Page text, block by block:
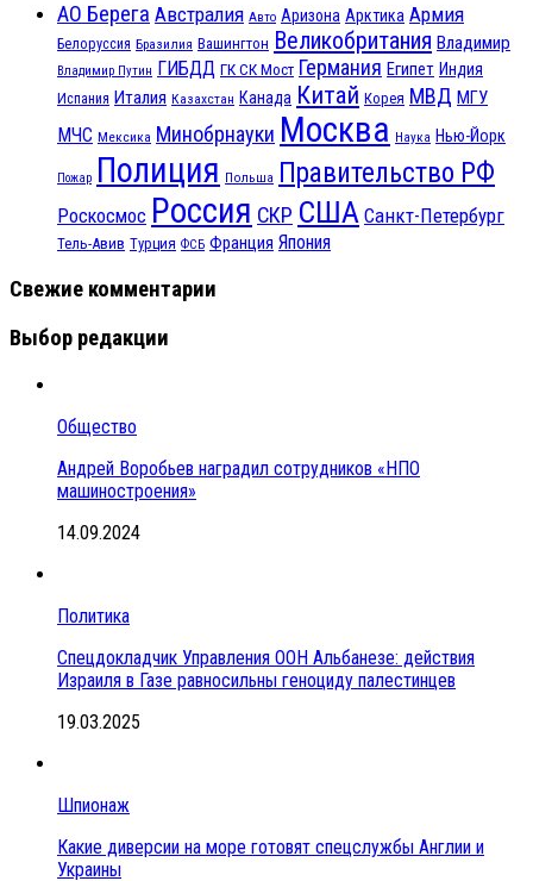
АО Берега Австралия Авто Аризона Арктика Армия
Белоруссия Бразилия Вашингтон Великобритания Владимир
Владимир Путин ГИБДД ГК СК Мост Германия Египет Индия
Испания Италия Казахстан Канада Китай Корея МВД МГУ
МЧС Мексика Минобрнауки Москва Наука Нью-Йорк
Пожар Полиция Польша Правительство РФ
Роскосмос Россия СКР США Санкт-Петербург
Тель-Авив Турция ФСБ Франция Япония
Свежие комментарии
Выбор редакции
Общество
Андрей Воробьев наградил сотрудников «НПО
машиностроения»
14.09.2024
Политика
Спецдокладчик Управления ООН Альбанезе: действия
Израиля в Газе равносильны геноциду палестинцев
19.03.2025
Шпионаж
Какие диверсии на море готовят спецслужбы Англии и
Украины